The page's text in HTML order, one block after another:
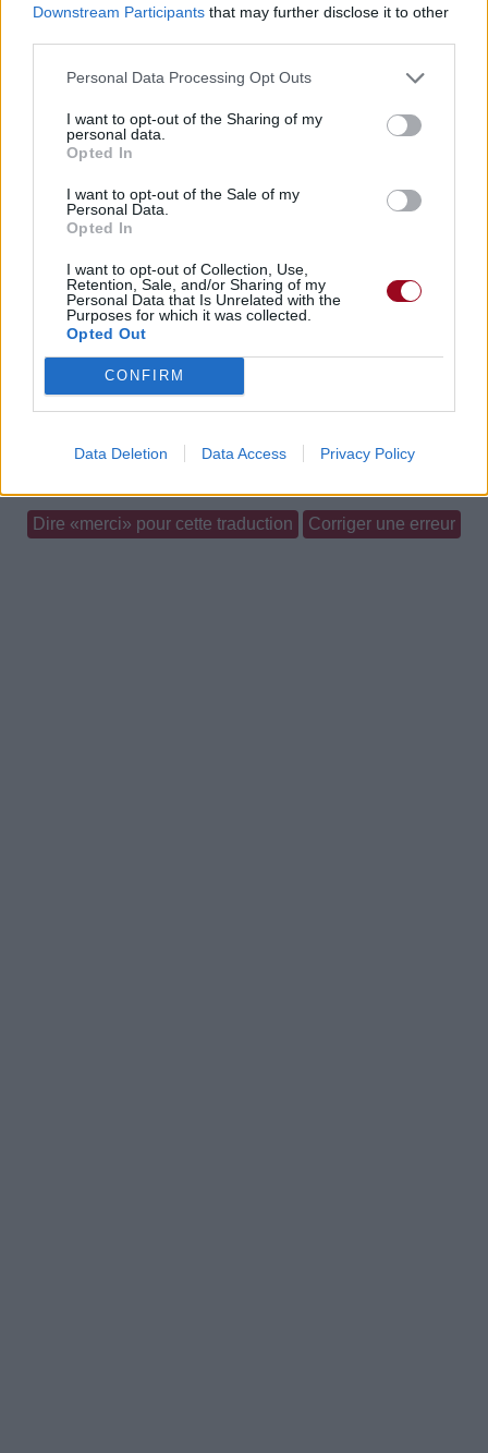
Downstream Participants that may further disclose it to other
Personal Data Processing Opt Outs
I want to opt-out of the Sharing of my
personal data.
Opted In
I want to opt-out of the Sale of my
Personal Data.
Opted In
I want to opt-out of Collection, Use,
Retention, Sale, and/or Sharing of my
Personal Data that Is Unrelated with the
Purposes for which it was collected.
Opted Out
CONFIRM
Data Deletion Data Access Privacy Policy
Biographie
Albums & Chansons
Corrections & commentaires
Dire «merci» pour cette traduction Corriger une erreur